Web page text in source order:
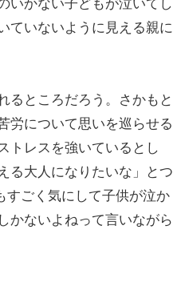
いかない子どもが泣いてし
ていないように見える親に
るところだろう。さかもと
労について思いを巡らせる
トレスを強いているとし
る大人になりたいな」とつ
すごく気にして子供が泣か
かないよねって言いながら